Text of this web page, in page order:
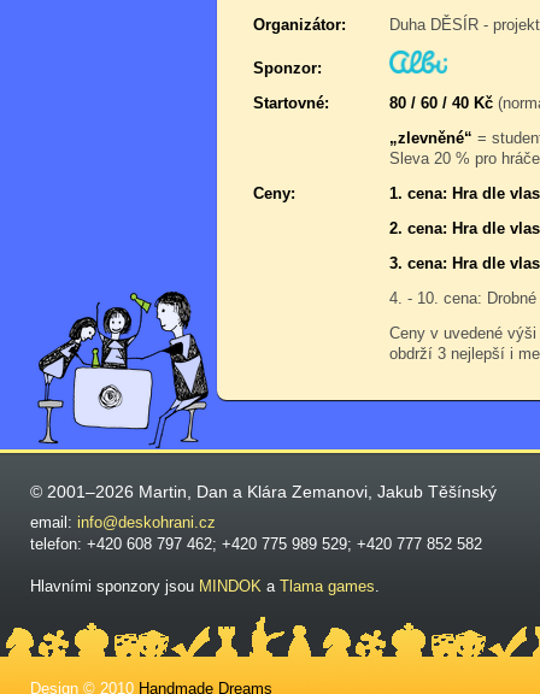
Organizátor:
Duha DĚSÍR -
Sponzor:
Startovné:
80 / 60 / 40 Kč
„zlevněné“ =
Sleva 20 % pro
Ceny:
1. cena: Hra dle
2. cena: Hra dle
3. cena: Hra dle
4. - 10. cena:
Ceny v uvedené
obdrží 3 nejlepší i
© 2001–2026 Martin, Dan a Klára Zemanovi, Jakub Těšínský
email: info@deskohrani.cz
telefon: +420 608 797 462; +420 775 989 529; +420 777 852 582
Hlavními sponzory jsou MINDOK a Tlama games.
Design © 2010 Handmade Dreams